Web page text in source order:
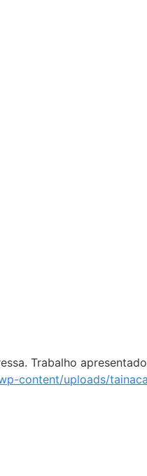
Trabalho apresentado
content/uploads/